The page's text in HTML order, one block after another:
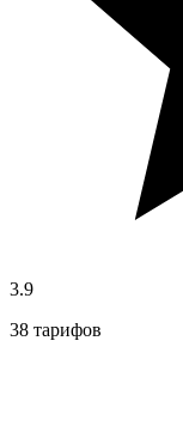
3.9
38 тарифов